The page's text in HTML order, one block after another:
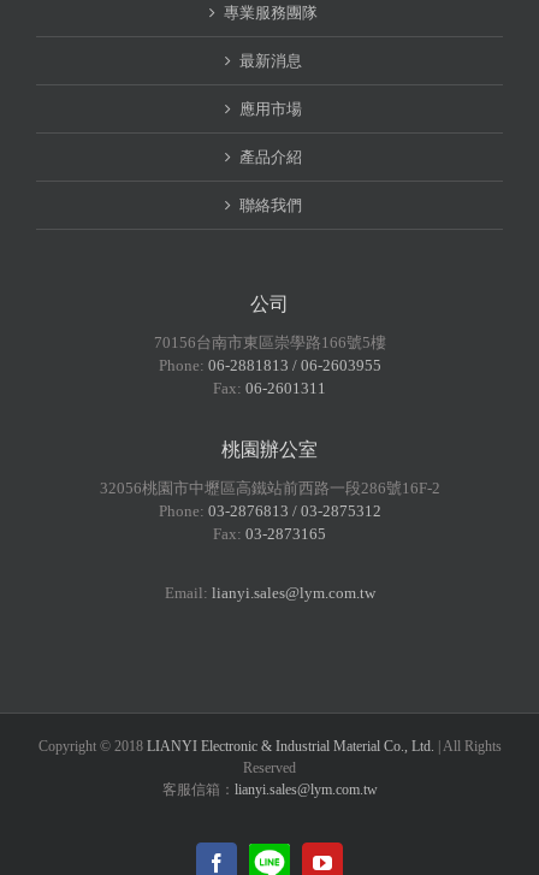
專業服務團隊
最新消息
應用市場
產品介紹
聯絡我們
公司
70156台南市東區崇學路166號5樓
Phone: 06-2881813 / 06-2603955
Fax: 06-2601311
桃園辦公室
32056桃園市中壢區高鐵站前西路一段286號16F-2
Phone: 03-2876813 / 03-2875312
Fax: 03-2873165
Email: lianyi.sales@lym.com.tw
Copyright © 2018 LIANYI Electronic & Industrial Material Co., Ltd. | All Rights
Reserved
客服信箱： lianyi.sales@lym.com.tw
Facebook
LINE@ YouTube